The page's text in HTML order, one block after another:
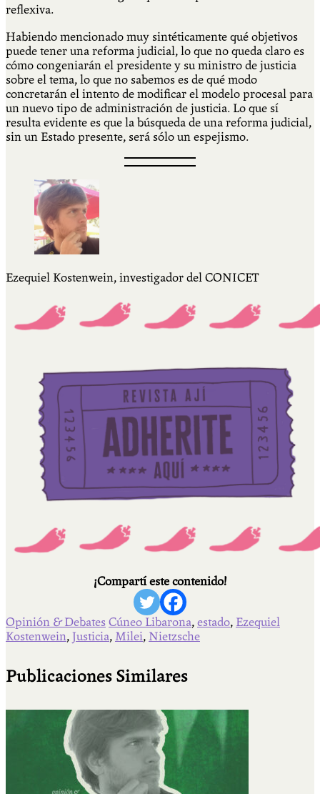
reflexiva.
Habiendo mencionado muy sintéticamente qué objetivos
puede tener una reforma judicial, lo que no queda claro es
cómo congeniarán el presidente y su ministro de justicia
sobre el tema, lo que no sabemos es de qué modo
concretarán el intento de modificar el modelo procesal para
un nuevo tipo de administración de justicia. Lo que sí
resulta evidente es que la búsqueda de una reforma judicial,
sin un Estado presente, será sólo un espejismo.
Ezequiel Kostenwein, investigador del CONICET
¡Compartí este contenido!
Opinión & Debates Cúneo Libarona, estado, Ezequiel
Kostenwein, Justicia, Milei, Nietzsche
Publicaciones Similares